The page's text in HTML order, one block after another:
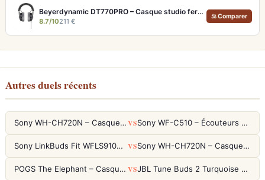
Beyerdynamic DT770PRO – Casque studio fermé pour un monitoring précis et isolé
8.7/10211 €
⚖ Comparer
Autres duels récents
Sony WH-CH720N – Casque ANC 35h, Ultra-léger (192g) avec Processeur V1 VS Sony WF-C510 – Écouteurs True Wireless compacts, autonomie 22h et multipoint
Sony LinkBuds Fit WFLS910NW Blanc – Écouteurs Sport Ailes ANC VS Sony WH-CH720N – Casque ANC 35h, Ultra-léger (192g) avec Processeur V1
POGS The Elephant – Casque Filaire Enfants 85dB POGS-Safe™ (Éco-Responsable) VS JBL Tune Buds 2 Turquoise – Écouteurs True Wireless avec ANC et autonomie 48h